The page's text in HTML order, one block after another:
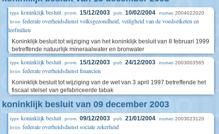
type koninklijk besluit prom. 15/12/2003 pub. 10/02/2004 numac 2004022020
bron federale overheidsdienst volksgezondheid, veiligheid van de voedselketen en
leefmilieu
Koninklijk besluit tot wijziging van het koninklijk besluit van 8 februari 1999
betreffende natuurlijk mineraalwater en bronwater
type koninklijk besluit prom. 15/12/2003 pub. 24/12/2003 numac 2003003565
bron federale overheidsdienst financien
Koninklijk besluit tot wijziging van de wet van 3 april 1997 betreffende het
fiscaal stelsel van gefabriceerde tabak
koninklijk besluit van 09 december 2003
type koninklijk besluit prom. 09/12/2003 pub. 21/01/2004 numac 2003023120
bron federale overheidsdienst sociale zekerheid